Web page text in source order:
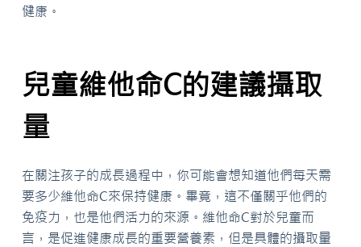
健康。
兒童維他命C的建議攝取
量
在關注孩子的成長過程中，你可能會想知道他們每天需
要多少維他命C來保持健康。畢竟，這不僅關乎他們的
免疫力，也是他們活力的來源。維他命C對於兒童而
言，是促進健康成長的重要營養素，但是具體的攝取量